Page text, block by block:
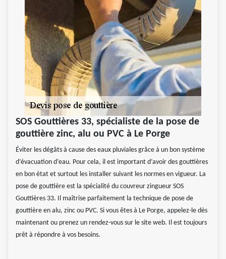
SOS Gouttières 33, spécialiste de la pose de
gouttière zinc, alu ou PVC à Le Porge
Éviter les dégâts à cause des eaux pluviales grâce à un bon système
d’évacuation d’eau. Pour cela, il est important d’avoir des gouttières
en bon état et surtout les installer suivant les normes en vigueur. La
pose de gouttière est la spécialité du couvreur zingueur SOS
Gouttières 33. Il maîtrise parfaitement la technique de pose de
gouttière en alu, zinc ou PVC. Si vous êtes à Le Porge, appelez-le dès
maintenant ou prenez un rendez-vous sur le site web. Il est toujours
prêt à répondre à vos besoins.